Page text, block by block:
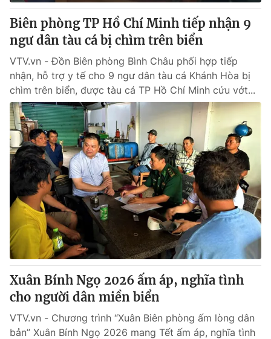
Biên phòng TP Hồ Chí Minh tiếp nhận 9
ngư dân tàu cá bị chìm trên biển
VTV.vn - Đồn Biên phòng Bình Châu phối hợp tiếp
nhận, hỗ trợ y tế cho 9 ngư dân tàu cá Khánh Hòa bị
chìm trên biển, được tàu cá TP Hồ Chí Minh cứu vớt...
Xuân Bính Ngọ 2026 ấm áp, nghĩa tình
cho người dân miền biển
VTV.vn - Chương trình “Xuân Biên phòng ấm lòng dân
bản” Xuân Bính Ngọ 2026 mang Tết ấm áp, nghĩa tình